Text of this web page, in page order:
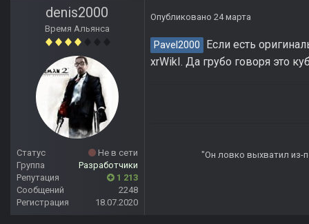
denis2000
Время Альянса
Статус
Не в сети
Группа
Разработчики
Репутация
1 213
Сообщений
2248
Регистрация
18.07.2020
Опубликовано 24 марта
Pavel2000
Если есть
xrWikI. Да грубо говоря это
"Он ловко выхватил из-